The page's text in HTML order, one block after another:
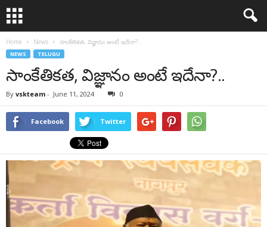
Home News సాంకేతికత, విజ్ఞానం అంటే ఇదేనా?..
NEWS TELUGU
సాంకేతికత, విజ్ఞానం అంటే ఇదేనా?..
By vskteam - June 11, 2024 0
Facebook Twitter